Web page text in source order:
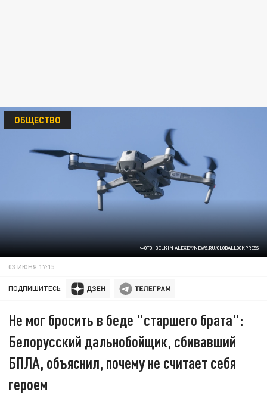
ФОТО: BELKIN ALEXEY/NEWS.RU/GLOBALLOOKPRESS
ОБЩЕСТВО
03 ИЮНЯ 17:15
ПОДПИШИТЕСЬ:
Не мог бросить в беде "старшего брата":
Белорусский дальнобойщик, сбивавший
БПЛА, объяснил, почему не считает себя
героем